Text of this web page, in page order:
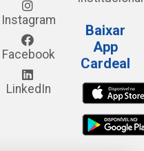
Instagram
Facebook
LinkedIn
Baixar
App
Cardeal